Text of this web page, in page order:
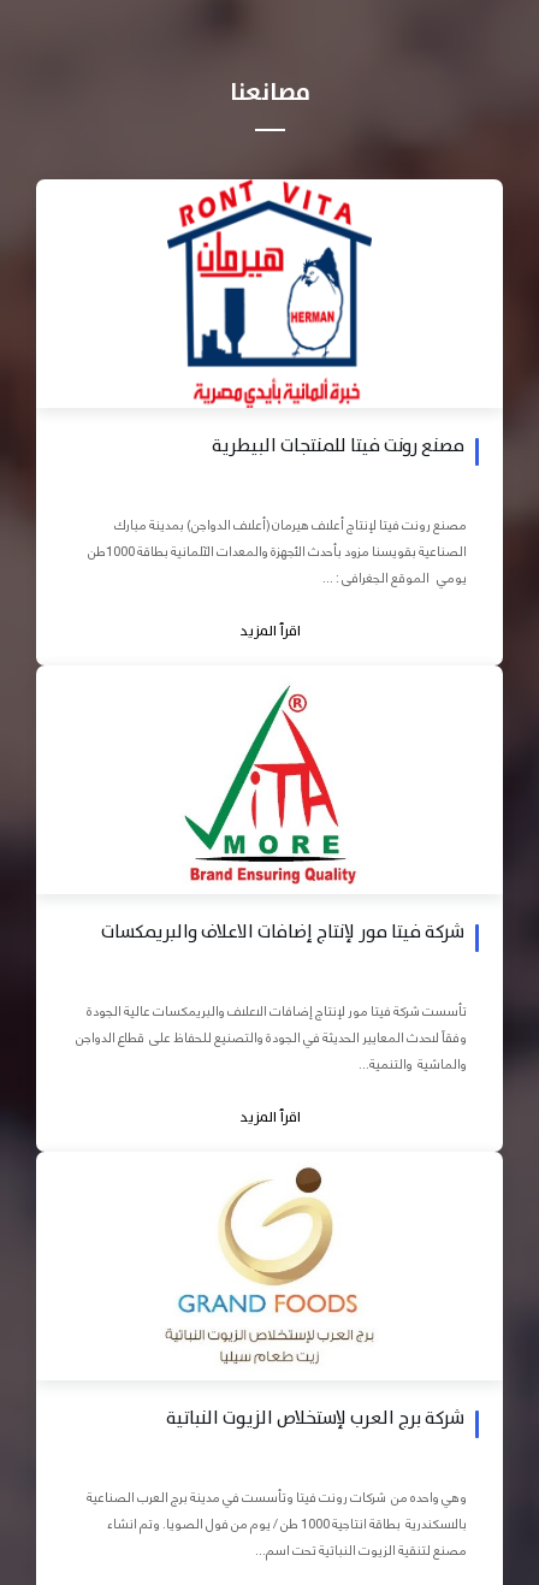
مصانعنا
مصنع رونت فيتا للمنتجات البيطرية
مصنع رونت فيتا لإنتاج أعلاف هيرمان (أعلاف الدواجن) بمدينة مبارك
الصناعية بقويسنا مزود بأحدث الأجهزة والمعدات الآلمانية بطاقة 1000طن
يومي الموقع الجغرافى : ...
اقرأ المزيد
شركة فيتا مور لإنتاج إضافات الاعلاف والبريمكسات
تأسست شركة فيتا مور لإنتاج إضافات الاعلاف والبريمكسات عالية الجودة
وفقاً لاحدث المعايير الحديثة في الجودة والتصنيع للحفاظ على قطاع الدواجن
والماشية والتنمية...
اقرأ المزيد
شركة برج العرب لإستخلاص الزيوت النباتية
وهي واحده من شركات رونت فيتا وتأسست في مدينة برج العرب الصناعية
بالاسكندرية بطاقة انتاجية 1000 طن / يوم من فول الصويا. وتم انشاء
مصنع لتنقية الزيوت النباتية تحت اسم...